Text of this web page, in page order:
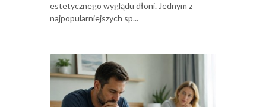
estetycznego wyglądu dłoni. Jednym z
najpopularniejszych sp...